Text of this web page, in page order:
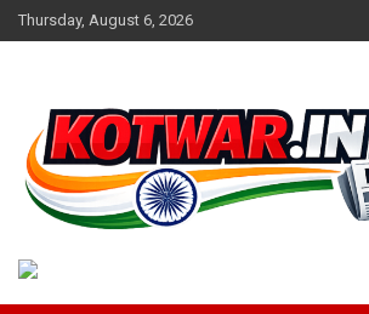
Skip
to
Thursday, August 6, 2026
kotwar.in